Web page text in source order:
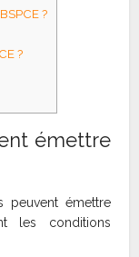
?
?
émettre
peuvent émettre
les conditions